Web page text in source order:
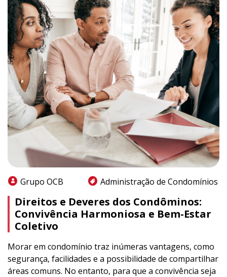
Grupo OCB Administração de Condomínios
Direitos e Deveres dos Condôminos:
Convivência Harmoniosa e Bem-Estar
Coletivo
Morar em condomínio traz inúmeras vantagens, como
segurança, facilidades e a possibilidade de compartilhar
áreas comuns. No entanto, para que a convivência seja